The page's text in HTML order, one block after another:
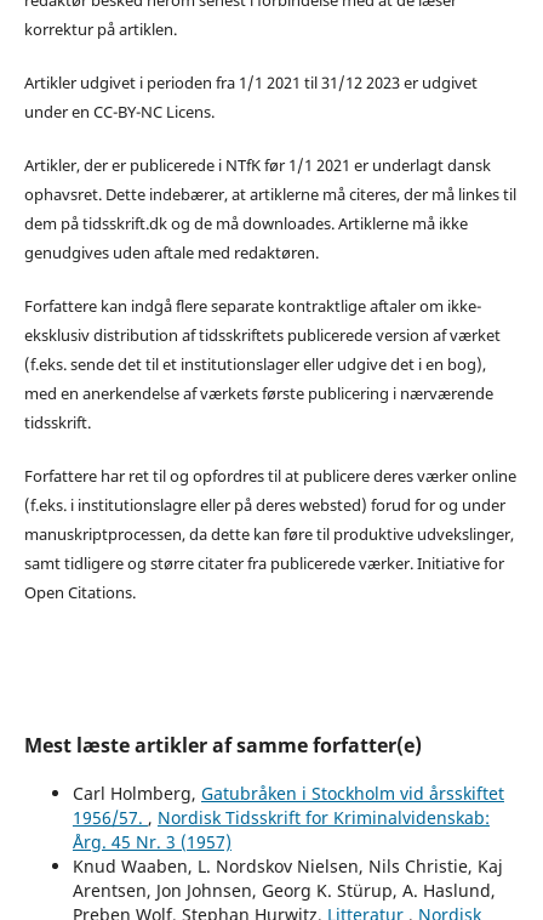
korrektur på artiklen.
Artikler udgivet i perioden fra 1/1 2021 til 31/12 2023 er udgivet
under en CC-BY-NC Licens.
Artikler, der er publicerede i NTfK før 1/1 2021 er underlagt dansk
ophavsret. Dette indebærer, at artiklerne må citeres, der må linkes til
dem på tidsskrift.dk og de må downloades. Artiklerne må ikke
genudgives uden aftale med redaktøren.
Forfattere kan indgå flere separate kontraktlige aftaler om ikke-
eksklusiv distribution af tidsskriftets publicerede version af værket
(f.eks. sende det til et institutionslager eller udgive det i en bog),
med en anerkendelse af værkets første publicering i nærværende
tidsskrift.
Forfattere har ret til og opfordres til at publicere deres værker online
(f.eks. i institutionslagre eller på deres websted) forud for og under
manuskriptprocessen, da dette kan føre til produktive udvekslinger,
samt tidligere og større citater fra publicerede værker. Initiative for
Open Citations.
Mest læste artikler af samme forfatter(e)
Carl Holmberg, Gatubråken i Stockholm vid årsskiftet
1956/57. , Nordisk Tidsskrift for Kriminalvidenskab:
Årg. 45 Nr. 3 (1957)
Knud Waaben, L. Nordskov Nielsen, Nils Christie, Kaj
Arentsen, Jon Johnsen, Georg K. Stürup, A. Haslund,
Preben Wolf, Stephan Hurwitz, Litteratur , Nordisk